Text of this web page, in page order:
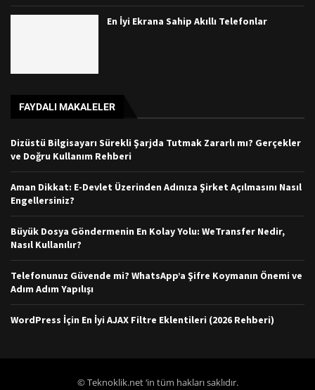
En İyi Ekrana Sahip Akıllı Telefonlar
FAYDALI MAKALELER
Dizüstü Bilgisayarı Sürekli Şarjda Tutmak Zararlı mı? Gerçekler
ve Doğru Kullanım Rehberi
Aman Dikkat: E-Devlet Üzerinden Adınıza Şirket Açılmasını Nasıl
Engellersiniz?
Büyük Dosya Göndermenin En Kolay Yolu: WeTransfer Nedir,
Nasıl Kullanılır?
Telefonunuz Güvende mi? WhatsApp’a Şifre Koymanın Önemi ve
Adım Adım Yapılışı
WordPress İçin En İyi AJAX Filtre Eklentileri (2026 Rehberi)
© Teknoklik.net ‘in tüm hakları saklıdır.